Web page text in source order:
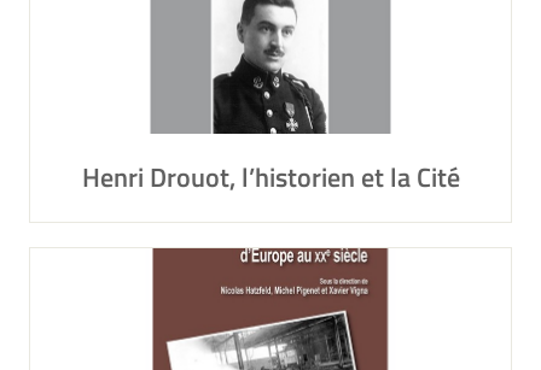
Henri Drouot, l’historien et la Cité